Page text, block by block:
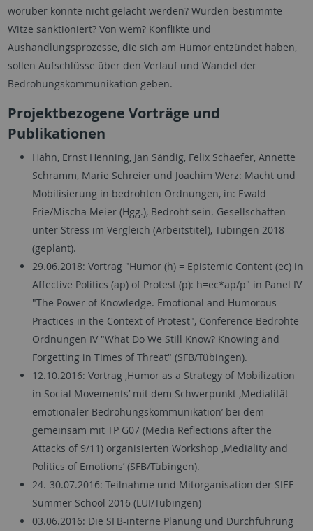
worüber konnte nicht gelacht werden? Wurden bestimmte
Witze sanktioniert? Von wem? Konflikte und
Aushandlungsprozesse, die sich am Humor entzündet haben,
sollen Aufschlüsse über den Verlauf und Wandel der
Bedrohungskommunikation geben.
Projektbezogene Vorträge und
Publikationen
Hahn, Ernst Henning, Jan Sändig, Felix Schaefer, Annette
Schramm, Marie Schreier und Joachim Werz: Macht und
Mobilisierung in bedrohten Ordnungen, in: Ewald
Frie/Mischa Meier (Hgg.), Bedroht sein. Gesellschaften
unter Stress im Vergleich (Arbeitstitel), Tübingen 2018
(geplant).
29.06.2018: Vortrag "Humor (h) = Epistemic Content (ec) in
Affective Politics (ap) of Protest (p): h=ec*ap/p" in Panel IV
"The Power of Knowledge. Emotional and Humorous
Practices in the Context of Protest", Conference Bedrohte
Ordnungen IV "What Do We Still Know? Knowing and
Forgetting in Times of Threat" (SFB/Tübingen).
12.10.2016: Vortrag ‚Humor as a Strategy of Mobilization
in Social Movements’ mit dem Schwerpunkt ‚Medialität
emotionaler Bedrohungskommunikation’ bei dem
gemeinsam mit TP G07 (Media Reflections after the
Attacks of 9/11) organisierten Workshop ‚Mediality and
Politics of Emotions’ (SFB/Tübingen).
24.-30.07.2016: Teilnahme und Mitorganisation der SIEF
Summer School 2016 (LUI/Tübingen)
03.06.2016: Die SFB-interne Planung und Durchführung